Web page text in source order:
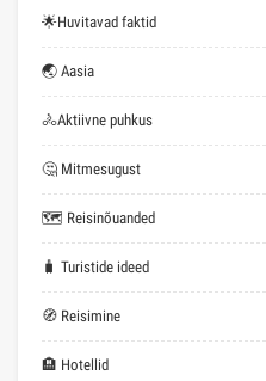
🌟Huvitavad faktid
🌏 Aasia
🚴Aktiivne puhkus
🤔 Mitmesugust
🗺 Reisinõuanded
🧳 Turistide ideed
🧭 Reisimine
🏨 Hotellid